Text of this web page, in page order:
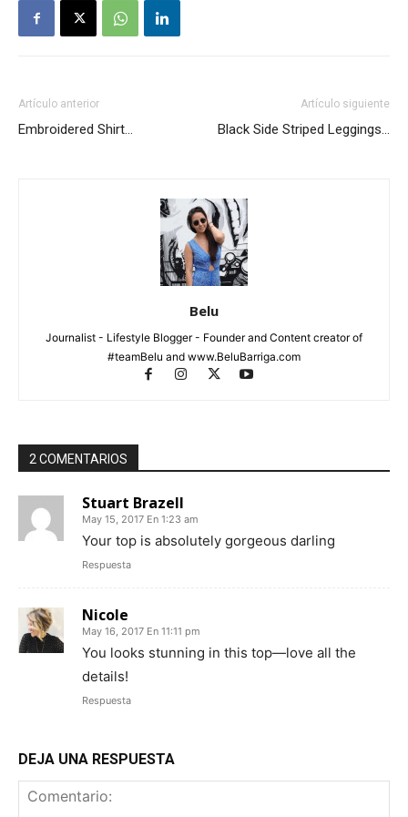
Artículo anterior
Embroidered Shirt…
Artículo siguiente
Black Side Striped Leggings…
Belu
Journalist - Lifestyle Blogger - Founder and Content creator of
#teamBelu and www.BeluBarriga.com
2 COMENTARIOS
Stuart Brazell
May 15, 2017 En 1:23 am
Your top is absolutely gorgeous darling
Respuesta
Nicole
May 16, 2017 En 11:11 pm
You looks stunning in this top—love all the
details!
Respuesta
DEJA UNA RESPUESTA